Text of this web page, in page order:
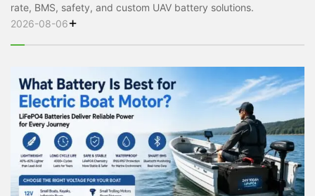
rate, BMS, safety, and custom UAV battery solutions.
2026-08-06+